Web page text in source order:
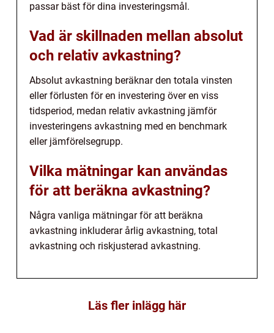
passar bäst för dina investeringsmål.
Vad är skillnaden mellan absolut
och relativ avkastning?
Absolut avkastning beräknar den totala vinsten
eller förlusten för en investering över en viss
tidsperiod, medan relativ avkastning jämför
investeringens avkastning med en benchmark
eller jämförelsegrupp.
Vilka mätningar kan användas
för att beräkna avkastning?
Några vanliga mätningar för att beräkna
avkastning inkluderar årlig avkastning, total
avkastning och riskjusterad avkastning.
Läs fler inlägg här